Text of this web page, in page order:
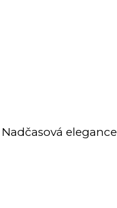
Nadčasová elegance